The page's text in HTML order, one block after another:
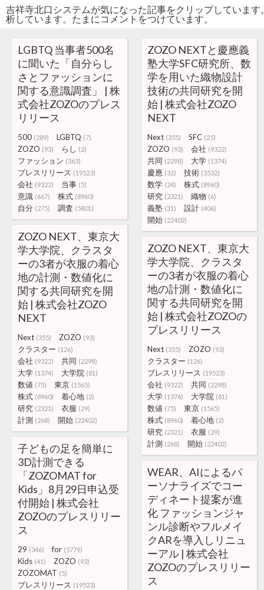
吉祥寺北口システムが気になった記事をクリップしていま
析しています。たまにコメントをつけています。
LGBTQ 当事者500名
に聞いた「自分らし
さとファッションに
関する意識調査」 | 株
式会社ZOZOのプレス
リリース
500 (289) LGBTQ (7)
ZOZO (93) らし (2)
ファッション (363)
プレスリリース (19523)
会社 (9322) 当事 (5)
意識 (667) 株式 (8960)
自分 (275) 調査 (5801)
ZOZO NEXTと慶應義
塾大学SFC研究所、数
学を用いた織物設計
技術の共同研究を開
始 | 株式会社ZOZO
NEXT
Next (355) SFC (25)
ZOZO (93) 会社 (9322)
共同 (2298) 大学 (1374)
慶應 (32) 技術 (3532)
数学 (24) 株式 (8960)
研究 (2321) 織物 (6)
義塾 (31) 設計 (406)
開始 (22402)
ZOZO NEXT、東京大
学大学院、クラスタ
ーの3者が衣服の着心
地の計測・数値化に
関する共同研究を開
始 | 株式会社ZOZO
NEXT
Next (355) ZOZO (93)
クラスター (126)
会社 (9322) 共同 (2298)
大学 (1374) 大学院 (81)
数値 (75) 東京 (1565)
株式 (8960) 着心地 (2)
研究 (2321) 衣服 (29)
計測 (268) 開始 (22402)
ZOZO NEXT、東京大
学大学院、クラスタ
ーの3者が衣服の着心
地の計測・数値化に
関する共同研究を開
始 | 株式会社ZOZOの
プレスリリース
Next (355) ZOZO (93)
クラスター (126)
プレスリリース (19523)
会社 (9322) 共同 (2298)
大学 (1374) 大学院 (81)
数値 (75) 東京 (1565)
株式 (8960) 着心地 (2)
研究 (2321) 衣服 (29)
計測 (268) 開始 (22402)
子どもの足を簡単に
3D計測できる
「ZOZOMAT for
Kids」8月29日申込受
付開始 | 株式会社
ZOZOのプレスリリー
ス
29 (346) for (5779)
Kids (41) ZOZO (93)
ZOZOMAT (5)
プレスリリース (19523)
WEAR、AIによるパ
ーソナライズでコー
ディネート提案が進
化 ファッションジャ
ンル診断やフルメイ
クARを導入しリニュ
ーアル | 株式会社
ZOZOのプレスリリー
ス